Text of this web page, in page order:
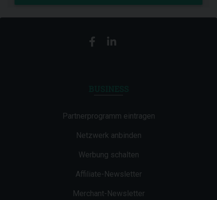
Partnerprogramm eintragen
Netzwerk anbinden
Werbung schalten
Affiliate-Newsletter
Merchant-Newsletter